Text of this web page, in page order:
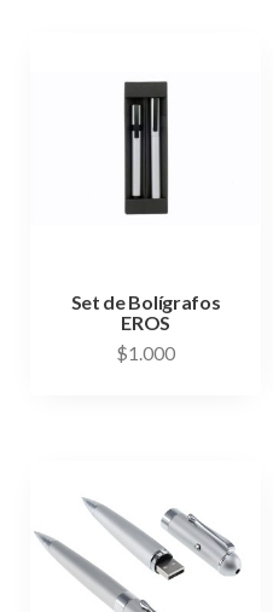
Set de Bolígrafos
EROS
$1.000